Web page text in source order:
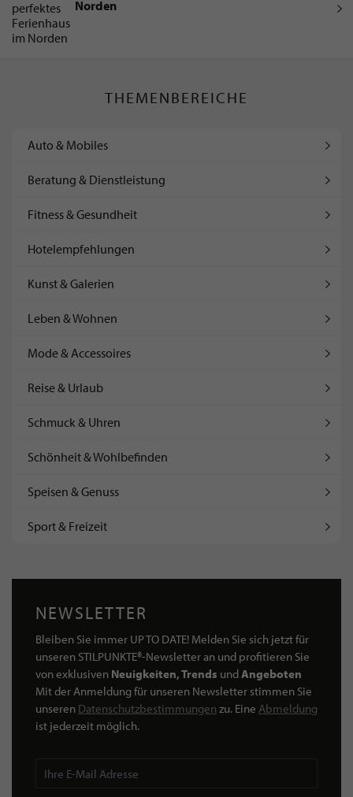
Norden
THEMENBEREICHE
Auto & Mobiles
Beratung & Dienstleistung
Fitness & Gesundheit
Hotelempfehlungen
Kunst & Galerien
Leben & Wohnen
Mode & Accessoires
Reise & Urlaub
Schmuck & Uhren
Schönheit & Wohlbefinden
Speisen & Genuss
Sport & Freizeit
NEWSLETTER
Bleiben Sie immer UP TO DATE! Melden Sie sich jetzt für
unseren STILPUNKTE®-Newsletter an und profitieren Sie
von exklusiven Neuigkeiten, Trends undAngeboten
Mit der Anmeldung für unseren Newsletter stimmen Sie
unseren Datenschutzbestimmungen zu. Eine Abmeldung
ist jederzeit möglich.